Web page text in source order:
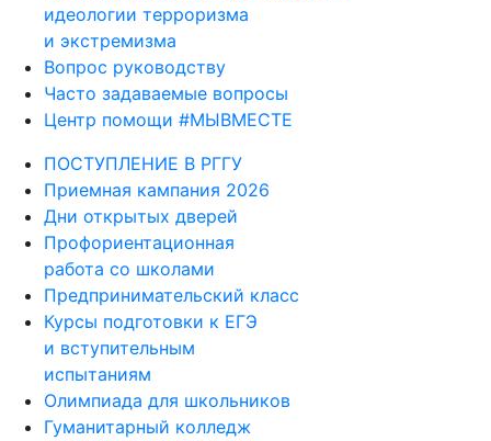
идеологии терроризма
и экстремизма
Вопрос руководству
Часто задаваемые вопросы
Центр помощи #МЫВМЕСТЕ
ПОСТУПЛЕНИЕ В РГГУ
Приемная кампания 2026
Дни открытых дверей
Профориентационная
работа со школами
Предпринимательский класс
Курсы подготовки к ЕГЭ
и вступительным
испытаниям
Олимпиада для школьников
Гуманитарный колледж